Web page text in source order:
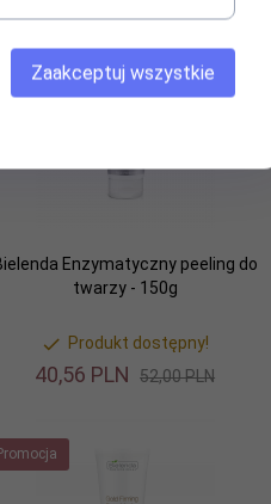
Promocja
Enzymatyczny peeling do
twarzy - 150g
Produkt dostępny!
40,56 PLN 52,00 PLN
Zaakceptuj wszystkie